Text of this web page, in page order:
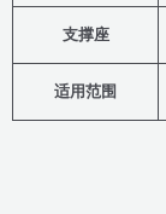
支撑座
适用范围